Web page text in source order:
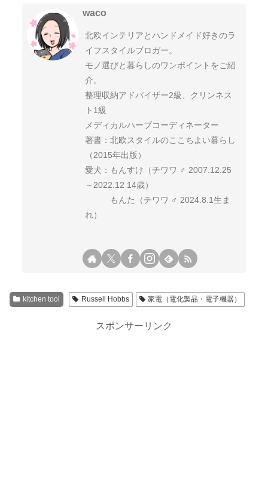
waco
北欧インテリアとハンドメイド好きのラ
イフスタイルブロガー。
モノ選びと暮らしのワンポイントをご紹
介。
整理収納アドバイザー2級、クリンネス
ト1級
メディカルハーブコーディネーター
著書：北欧スタイルのここちよい暮らし
（2015年出版）
愛犬：もんすけ（チワワ ♂ 2007.12.25
～2022.12 14歳）
もんた（チワワ ♂ 2024.8.1生ま
れ）
kitchen tool Russell Hobbs 家電（電化製品・電子機器）
スポンサーリンク